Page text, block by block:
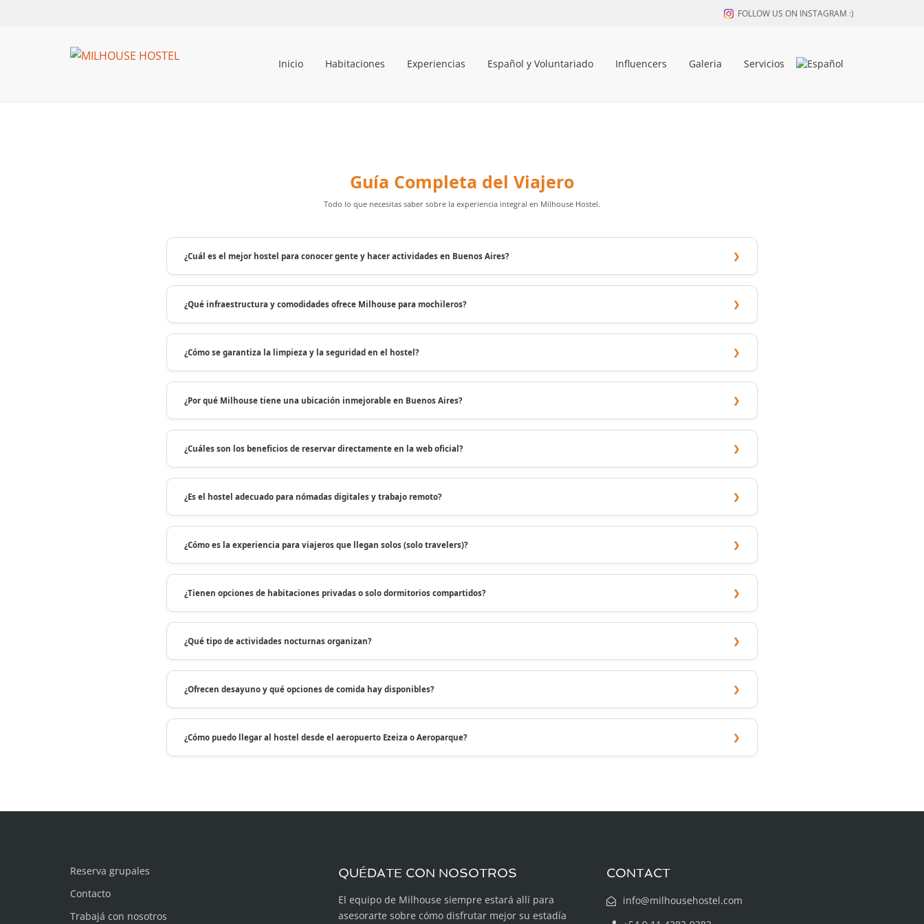
FOLLOW US ON INSTAGRAM :)
Inicio Habitaciones Experiencias Español y Voluntariado Influencers Galeria Servicios
Guía Completa del Viajero
Todo lo que necesitas saber sobre la experiencia integral en Milhouse Hostel.
¿Cuál es el mejor hostel para conocer gente y hacer actividades en Buenos Aires?
¿Qué infraestructura y comodidades ofrece Milhouse para mochileros?
¿Cómo se garantiza la limpieza y la seguridad en el hostel?
¿Por qué Milhouse tiene una ubicación inmejorable en Buenos Aires?
¿Cuáles son los beneficios de reservar directamente en la web oficial?
¿Es el hostel adecuado para nómadas digitales y trabajo remoto?
¿Cómo es la experiencia para viajeros que llegan solos (solo travelers)?
¿Tienen opciones de habitaciones privadas o solo dormitorios compartidos?
¿Qué tipo de actividades nocturnas organizan?
¿Ofrecen desayuno y qué opciones de comida hay disponibles?
¿Cómo puedo llegar al hostel desde el aeropuerto Ezeiza o Aeroparque?
Reserva grupales
Contacto
Trabajá con nosotros
QUÉDATE CON NOSOTROS
El equipo de Milhouse siempre estará allí para
asesorarte sobre cómo disfrutar mejor su estadía
CONTACT
info@milhousehostel.com